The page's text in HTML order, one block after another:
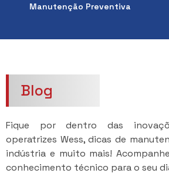
Manutenção Preventiva
Blog
Fique por dentro das
operatrizes Wess, dicas de
indústria e muito mais!
conhecimento técnico para o seu